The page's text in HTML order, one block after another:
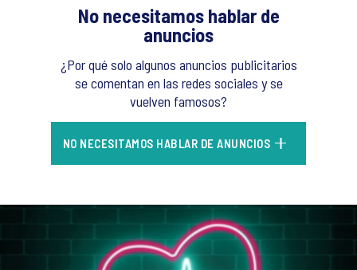
No necesitamos hablar de
anuncios
¿Por qué solo algunos anuncios publicitarios
se comentan en las redes sociales y se
vuelven famosos?
NO NECESITAMOS HABLAR DE ANUNCIOS